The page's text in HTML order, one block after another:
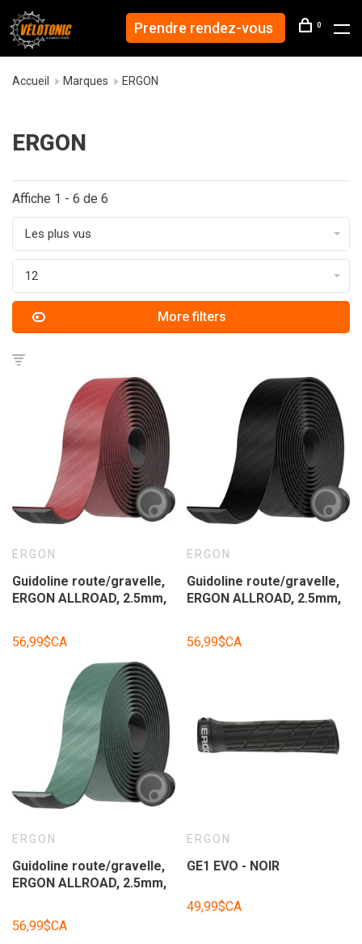
Prendre rendez-vous 0
Accueil Marques ERGON
ERGON
Affiche 1 - 6 de 6
Les plus vus
12
More filters
ERGON
Guidoline route/gravelle,
ERGON ALLROAD, 2.5mm,
56,99$CA
ERGON
Guidoline route/gravelle,
ERGON ALLROAD, 2.5mm,
56,99$CA
ERGON
Guidoline route/gravelle,
ERGON ALLROAD, 2.5mm,
56,99$CA
ERGON
GE1 EVO - NOIR
49,99$CA